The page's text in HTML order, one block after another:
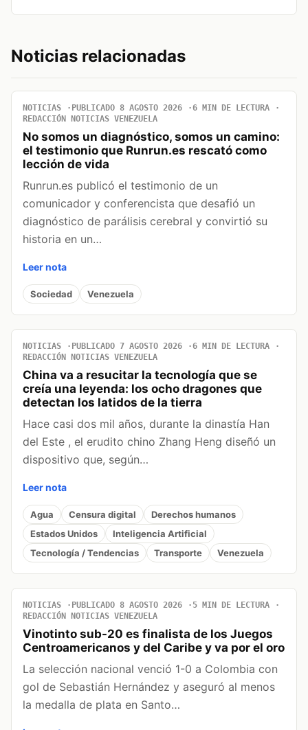
Noticias relacionadas
NOTICIAS PUBLICADO 8 AGOSTO 2026
6 MIN DE LECTURA
REDACCIÓN NOTICIAS VENEZUELA
No somos un diagnóstico, somos un camino:
el testimonio que Runrun.es rescató como
lección de vida
Runrun.es publicó el testimonio de un
comunicador y conferencista que desafió un
diagnóstico de parálisis cerebral y convirtió su
historia en un…
Leer nota
Sociedad Venezuela
NOTICIAS PUBLICADO 7 AGOSTO 2026
6 MIN DE LECTURA
REDACCIÓN NOTICIAS VENEZUELA
China va a resucitar la tecnología que se
creía una leyenda: los ocho dragones que
detectan los latidos de la tierra
Hace casi dos mil años, durante la dinastía Han
del Este , el erudito chino Zhang Heng diseñó un
dispositivo que, según…
Leer nota
Agua Censura digital
Derechos humanos
Estados Unidos
Inteligencia Artificial
Tecnología / Tendencias
Transporte Venezuela
NOTICIAS PUBLICADO 8 AGOSTO 2026
5 MIN DE LECTURA
REDACCIÓN NOTICIAS VENEZUELA
Vinotinto sub-20 es finalista de los Juegos
Centroamericanos y del Caribe y va por el oro
La selección nacional venció 1-0 a Colombia con
gol de Sebastián Hernández y aseguró al menos
la medalla de plata en Santo…